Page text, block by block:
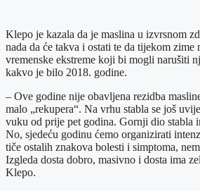
Klepo je kazala da je maslina u izvrsnom
nada da će takva i ostati te da tijekom zime
vremenske ekstreme koji bi mogli narušiti
kakvo je bilo 2018. godine.
– Ove godine nije obavljena rezidba
malo „rekupera“. Na vrhu stabla se još
vuku od prije pet godina. Gornji dio stabla
No, sjedeću godinu ćemo organizirati
tiče ostalih znakova bolesti i simptoma,
Izgleda dosta dobro, masivno i dosta ima
Klepo.